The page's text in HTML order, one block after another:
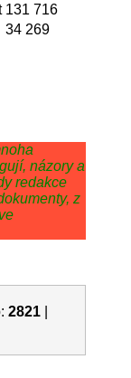
131 716
34 269
názory a
redakce
z
2821